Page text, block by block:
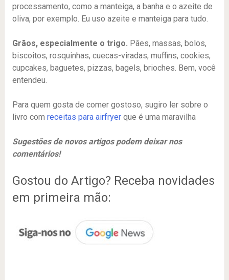
processamento, como a manteiga, a banha e o azeite de
oliva, por exemplo. Eu uso azeite e manteiga para tudo.
Grãos, especialmente o trigo. Pães, massas, bolos,
biscoitos, rosquinhas, cuecas-viradas, muffins, cookies,
cupcakes, baguetes, pizzas, bagels, brioches. Bem, você
entendeu.
Para quem gosta de comer gostoso, sugiro ler sobre o
livro com receitas para airfryerque é uma maravilha
Sugestões de novos artigos podem deixar nos
comentários!
Gostou do Artigo? Receba novidades
em primeira mão: